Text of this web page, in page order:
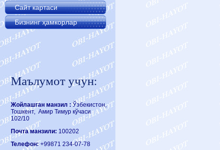
Сайт картаси
Бизнинг ҳамкорлар
Маълумот учун:
Жойлашган манзил : Ўзбекистон,
Тошкент, Амир Тимур кўчаси
102/10
Почта манзили: 100202
Телефон: +99871 234-07-78